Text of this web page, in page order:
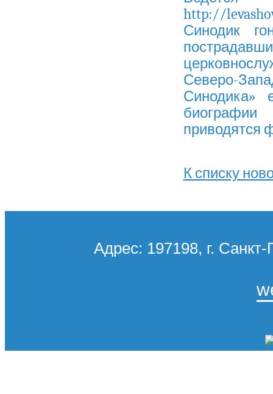
http://
Синодик
Северо-
Синодика»
приводятся
К списку
Адрес: 197198, г.